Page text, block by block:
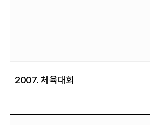
2007. 체육대회